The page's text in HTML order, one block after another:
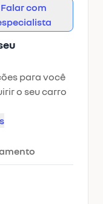
Falar com
para você
o seu carro